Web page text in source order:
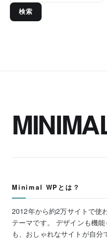
検索
Minimal WPとは？
2012年から約2万サイトで使
テーマです。 デザインも機
も、おしゃれなサイトが自分